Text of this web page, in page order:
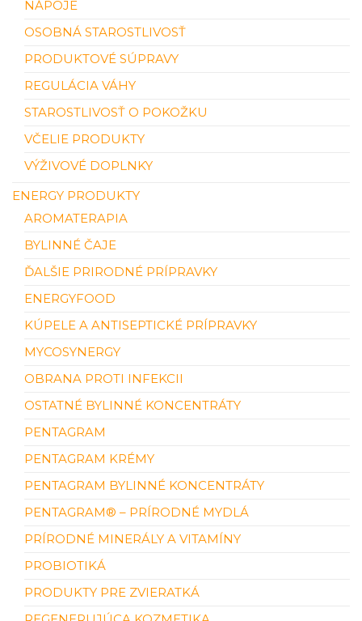
NÁPOJE
OSOBNÁ STAROSTLIVOSŤ
PRODUKTOVÉ SÚPRAVY
REGULÁCIA VÁHY
STAROSTLIVOSŤ O POKOŽKU
VČELIE PRODUKTY
VÝŽIVOVÉ DOPLNKY
ENERGY PRODUKTY
AROMATERAPIA
BYLINNÉ ČAJE
ĎALŠIE PRIRODNÉ PRÍPRAVKY
ENERGYFOOD
KÚPELE A ANTISEPTICKÉ PRÍPRAVKY
MYCOSYNERGY
OBRANA PROTI INFEKCII
OSTATNÉ BYLINNÉ KONCENTRÁTY
PENTAGRAM
PENTAGRAM KRÉMY
PENTAGRAM BYLINNÉ KONCENTRÁTY
PENTAGRAM® – PRÍRODNÉ MYDLÁ
PRÍRODNÉ MINERÁLY A VITAMÍNY
PROBIOTIKÁ
PRODUKTY PRE ZVIERATKÁ